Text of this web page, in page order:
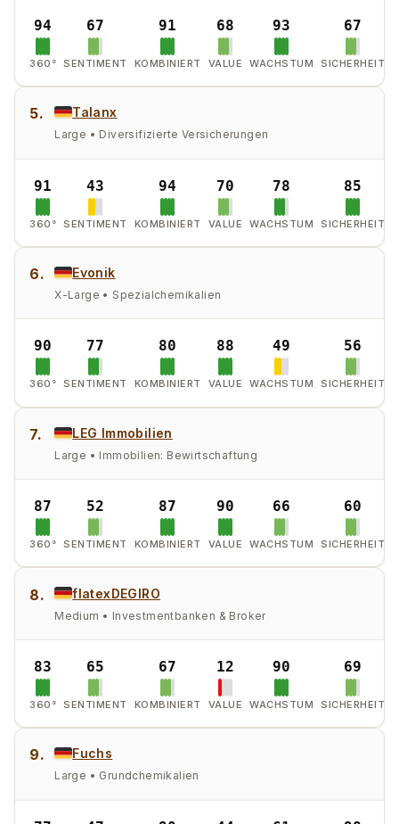
94
360°
67
SENTIMENT
91
KOMBINIERT
68
VALUE
93
WACHSTUM
67
SICHERHEIT
5. Talanx
Large • Diversifizierte Versicherungen
91
360°
43
SENTIMENT
94
KOMBINIERT
70
VALUE
78
WACHSTUM
85
SICHERHEIT
6. Evonik
X-Large • Spezialchemikalien
90
360°
77
SENTIMENT
80
KOMBINIERT
88
VALUE
49
WACHSTUM
56
SICHERHEIT
7. LEG Immobilien
Large • Immobilien: Bewirtschaftung
87
360°
52
SENTIMENT
87
KOMBINIERT
90
VALUE
66
WACHSTUM
60
SICHERHEIT
8. flatexDEGIRO
Medium • Investmentbanken & Broker
83
360°
65
SENTIMENT
67
KOMBINIERT
12
VALUE
90
WACHSTUM
69
SICHERHEIT
9. Fuchs
Large • Grundchemikalien